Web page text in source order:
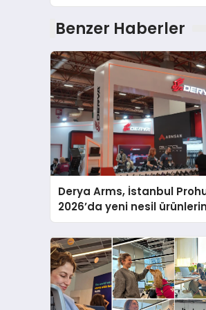
Benzer Haberler
Derya Arms, İstanbul
2026’da yeni nesil
global marka vizyonunu
sergiledi